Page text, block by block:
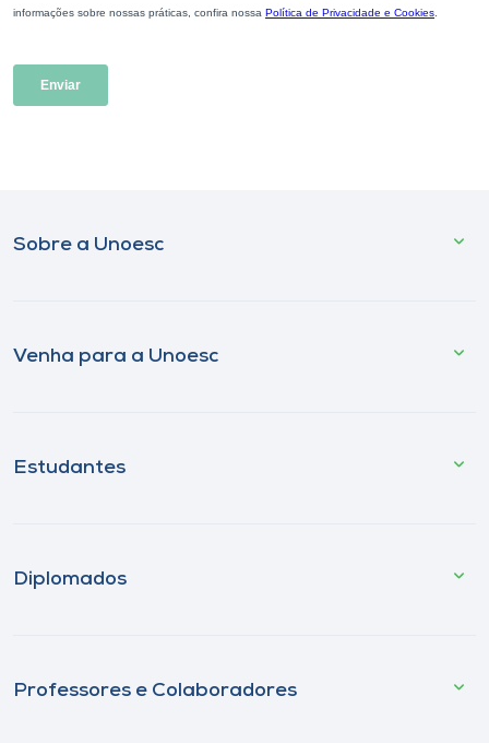
Sobre a Unoesc
Venha para a Unoesc
Estudantes
Diplomados
Professores e Colaboradores